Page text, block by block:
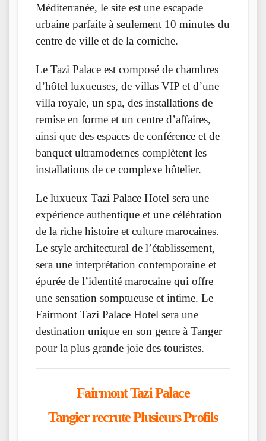
Méditerranée, le site est une escapade
urbaine parfaite à seulement 10 minutes du
centre de ville et de la corniche.
Le Tazi Palace est composé de chambres
d’hôtel luxueuses, de villas VIP et d’une
villa royale, un spa, des installations de
remise en forme et un centre d’affaires,
ainsi que des espaces de conférence et de
banquet ultramodernes complètent les
installations de ce complexe hôtelier.
Le luxueux Tazi Palace Hotel sera une
expérience authentique et une célébration
de la riche histoire et culture marocaines.
Le style architectural de l’établissement,
sera une interprétation contemporaine et
épurée de l’identité marocaine qui offre
une sensation somptueuse et intime. Le
Fairmont Tazi Palace Hotel sera une
destination unique en son genre à Tanger
pour la plus grande joie des touristes.
FairmontTazi Palace
Tangier recrute Plusieurs Profils